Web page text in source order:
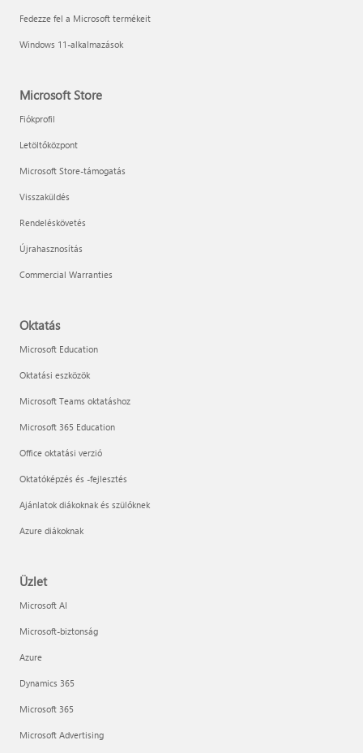
Fedezze fel a Microsoft termékeit
Windows 11-alkalmazások
Microsoft Store
Fiókprofil
Letöltőközpont
Microsoft Store-támogatás
Visszaküldés
Rendeléskövetés
Újrahasznosítás
Commercial Warranties
Oktatás
Microsoft Education
Oktatási eszközök
Microsoft Teams oktatáshoz
Microsoft 365 Education
Office oktatási verzió
Oktatóképzés és -fejlesztés
Ajánlatok diákoknak és szülőknek
Azure diákoknak
Üzlet
Microsoft AI
Microsoft-biztonság
Azure
Dynamics 365
Microsoft 365
Microsoft Advertising